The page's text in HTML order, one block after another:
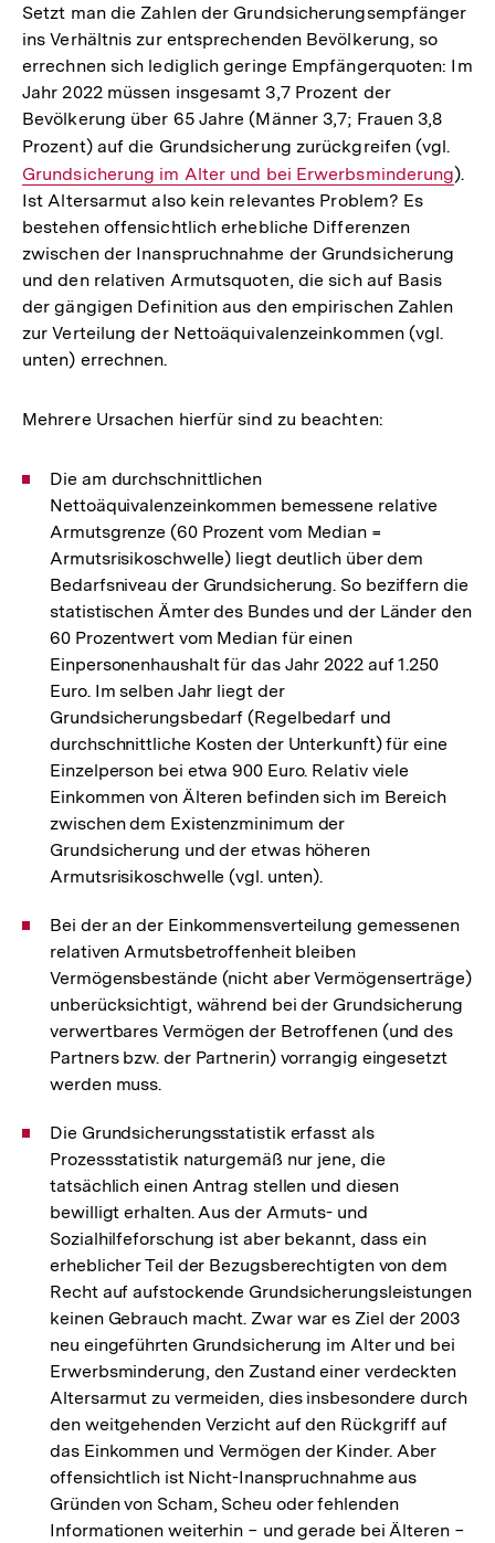
Setzt man die Zahlen der Grundsicherungsempfänger
ins Verhältnis zur entsprechenden Bevölkerung, so
errechnen sich lediglich geringe Empfängerquoten: Im
Jahr 2022 müssen insgesamt 3,7 Prozent der
Bevölkerung über 65 Jahre (Männer 3,7; Frauen 3,8
Prozent) auf die Grundsicherung zurückgreifen (vgl.
Link:
Grundsicherung im Alter und bei Erwerbsminderung).
Ist Altersarmut also kein relevantes Problem? Es
bestehen offensichtlich erhebliche Differenzen
zwischen der Inanspruchnahme der Grundsicherung
und den relativen Armutsquoten, die sich auf Basis
der gängigen Definition aus den empirischen Zahlen
zur Verteilung der Nettoäquivalenzeinkommen (vgl.
unten) errechnen.
Mehrere Ursachen hierfür sind zu beachten:
Die am durchschnittlichen
Nettoäquivalenzeinkommen bemessene relative
Armutsgrenze (60 Prozent vom Median =
Armutsrisikoschwelle) liegt deutlich über dem
Bedarfsniveau der Grundsicherung. So beziffern die
statistischen Ämter des Bundes und der Länder den
60 Prozentwert vom Median für einen
Einpersonenhaushalt für das Jahr 2022 auf 1.250
Euro. Im selben Jahr liegt der
Grundsicherungsbedarf (Regelbedarf und
durchschnittliche Kosten der Unterkunft) für eine
Einzelperson bei etwa 900 Euro. Relativ viele
Einkommen von Älteren befinden sich im Bereich
zwischen dem Existenzminimum der
Grundsicherung und der etwas höheren
Armutsrisikoschwelle (vgl. unten).
Bei der an der Einkommensverteilung gemessenen
relativen Armutsbetroffenheit bleiben
Vermögensbestände (nicht aber Vermögenserträge)
unberücksichtigt, während bei der Grundsicherung
verwertbares Vermögen der Betroffenen (und des
Partners bzw. der Partnerin) vorrangig eingesetzt
werden muss.
Die Grundsicherungsstatistik erfasst als
Prozessstatistik naturgemäß nur jene, die
tatsächlich einen Antrag stellen und diesen
bewilligt erhalten. Aus der Armuts- und
Sozialhilfeforschung ist aber bekannt, dass ein
erheblicher Teil der Bezugsberechtigten von dem
Recht auf aufstockende Grundsicherungsleistungen
keinen Gebrauch macht. Zwar war es Ziel der 2003
neu eingeführten Grundsicherung im Alter und bei
Erwerbsminderung, den Zustand einer verdeckten
Altersarmut zu vermeiden, dies insbesondere durch
den weitgehenden Verzicht auf den Rückgriff auf
das Einkommen und Vermögen der Kinder. Aber
offensichtlich ist Nicht-Inanspruchnahme aus
Gründen von Scham, Scheu oder fehlenden
Informationen weiterhin − und gerade bei Älteren −